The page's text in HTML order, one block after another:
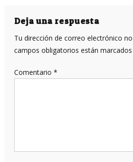
entradas
Deja una respuesta
Tu dirección de correo electrónico
campos obligatorios están
Comentario *